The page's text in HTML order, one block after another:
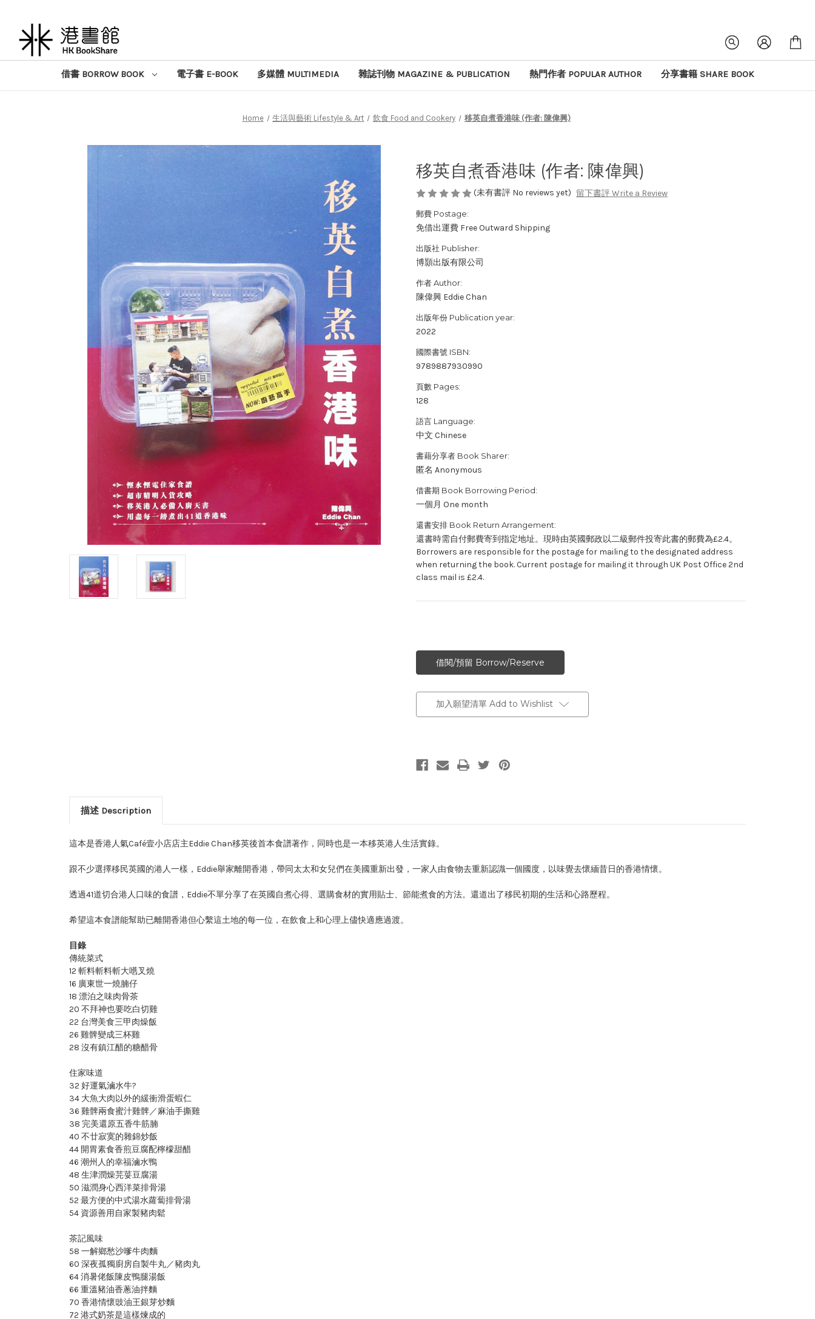
借書 BORROW BOOK 電子書 E-BOOK 多媒體 MULTIMEDIA 雜誌刊物 MAGAZINE & PUBLICATION 熱門作者 POPULAR AUTHOR 分享書籍 SHARE BOOK
Home 生活與藝術 Lifestyle & Art 飲食 Food and Cookery 移英自煮香港味 (作者: 陳偉興)
移英自煮香港味 (作者: 陳偉興)
(未有書評 No reviews yet) 留下書評 Write a Review
郵費 Postage:
免借出運費 Free Outward Shipping
出版社 Publisher:
博顥出版有限公司
作者 Author:
陳偉興 Eddie Chan
出版年份 Publication year:
2022
國際書號 ISBN:
9789887930990
頁數 Pages:
128
語言 Language:
中文 Chinese
書藉分享者 Book Sharer:
匿名 Anonymous
借書期 Book Borrowing Period:
一個月 One month
還書安排 Book Return Arrangement:
還書時需自付郵費寄到指定地址。現時由英國郵政以二級郵件投寄此書的郵費為£2.4。
Borrowers are responsible for the postage for mailing to the designated address
when returning the book. Current postage for mailing it through UK Post Office 2nd
class mail is £2.4.
加入願望清單 Add to Wishlist
描述 Description
這本是香港人氣Café壹小店店主Eddie Chan移英後首本食譜著作，同時也是一本移英港人生活實錄。
跟不少選擇移民英國的港人一樣，Eddie舉家離開香港，帶同太太和女兒們在美國重新出發，一家人由食物去重新認識一個國度，以味覺去懷緬昔日的香港情懷。
透過41道切合港人口味的食譜，Eddie不單分享了在英國自煮心得、選購食材的實用貼士、節能煮食的方法。還道出了移民初期的生活和心路歷程。
希望這本食譜能幫助已離開香港但心繫這土地的每一位，在飲食上和心理上儘快適應過渡。
目錄
傳統菜式
12 斬料斬料斬大嚿叉燒
16 廣東世一燒腩仔
18 漂泊之味肉骨茶
20 不拜神也要吃白切雞
22 台灣美食三甲肉燥飯
26 雞髀變成三杯雞
28 沒有鎮江醋的糖醋骨
住家味道
32 好運氣滷水牛?
34 大魚大肉以外的緩衝滑蛋蝦仁
36 雞髀兩食蜜汁雞髀／麻油手撕雞
38 完美還原五香牛筋腩
40 不廿寂寞的雜錦炒飯
44 開胃素食香煎豆腐配檸檬甜醋
46 潮州人的幸福滷水鴨
48 生津潤燥芫荽豆腐湯
50 滋潤身心西洋菜排骨湯
52 最方便的中式湯水蘿蔔排骨湯
54 資源善用自家製豬肉鬆
茶記風味
58 一解鄉愁沙嗲牛肉麵
60 深夜孤獨廚房自製牛丸／豬肉丸
64 消暑佬飯陳皮鴨腿湯飯
66 重溫豬油香蔥油拌麵
70 香港情懷豉油王銀芽炒麵
72 港式奶茶是這樣煉成的